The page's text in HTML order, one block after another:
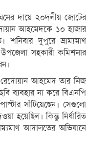
দায়ে ২০দলীয় জোটের
আহমেদকে ১০ হাজার
শনিবার দুপুরে ভ্রাম্যমাণ
উপজেলা সহকারী কমিশনার
রেদোয়ান আহমেদ তার নিজ
ব্যবহার না করে বিএনপি
সাঁটিয়েছেন। সেগুলো
হয়েছিল। কিন্তু নির্ধারিত
আদালতের অভিযানে